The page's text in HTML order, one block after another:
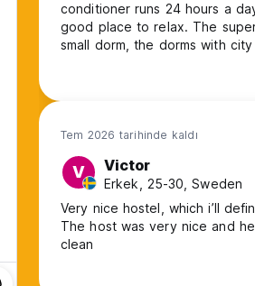
conditioner runs 24 hours a
good place to relax. The
small dorm, the dorms with
Tem 2026 tarihinde kaldı
V Victor
Erkek, 25-30, Sweden
Very nice hostel, which i’ll
The host was very nice and
clean